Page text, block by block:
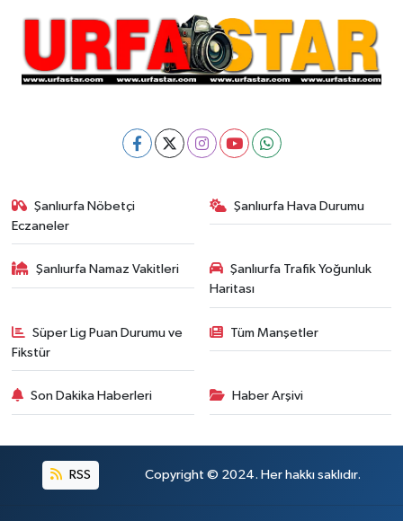
Şanlıurfa Nöbetçi
Eczaneler
Şanlıurfa Hava Durumu
Şanlıurfa Namaz Vakitleri
Şanlıurfa Trafik Yoğunluk
Haritası
Süper Lig Puan Durumu ve
Fikstür
Tüm Manşetler
Son Dakika Haberleri Haber Arşivi
RSS Copyright © 2024. Her hakkı saklıdır.